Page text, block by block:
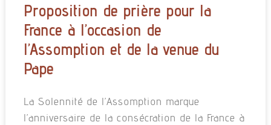
Proposition de prière pour la
France à l’occasion de
l’Assomption et de la venue du
Pape
La Solennité de l’Assomption marque
l’anniversaire de la consécration de la France à